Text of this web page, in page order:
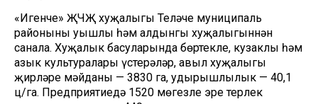
«Игенче» ҖЧҖ хуҗалыгы Теләче муниципаль
районының уңышлы һәм алдынгы хуҗалыгыннән
санала. Хуҗалык басуларында бөртекле, кузаклы һәм
азык культуралары үстерәләр, авыл хуҗалыгы
җирләре мәйданы — 3830 га, уңдырышлылык — 40,1
ц/га. Предприятиедә 1520 мөгезле эре терлек